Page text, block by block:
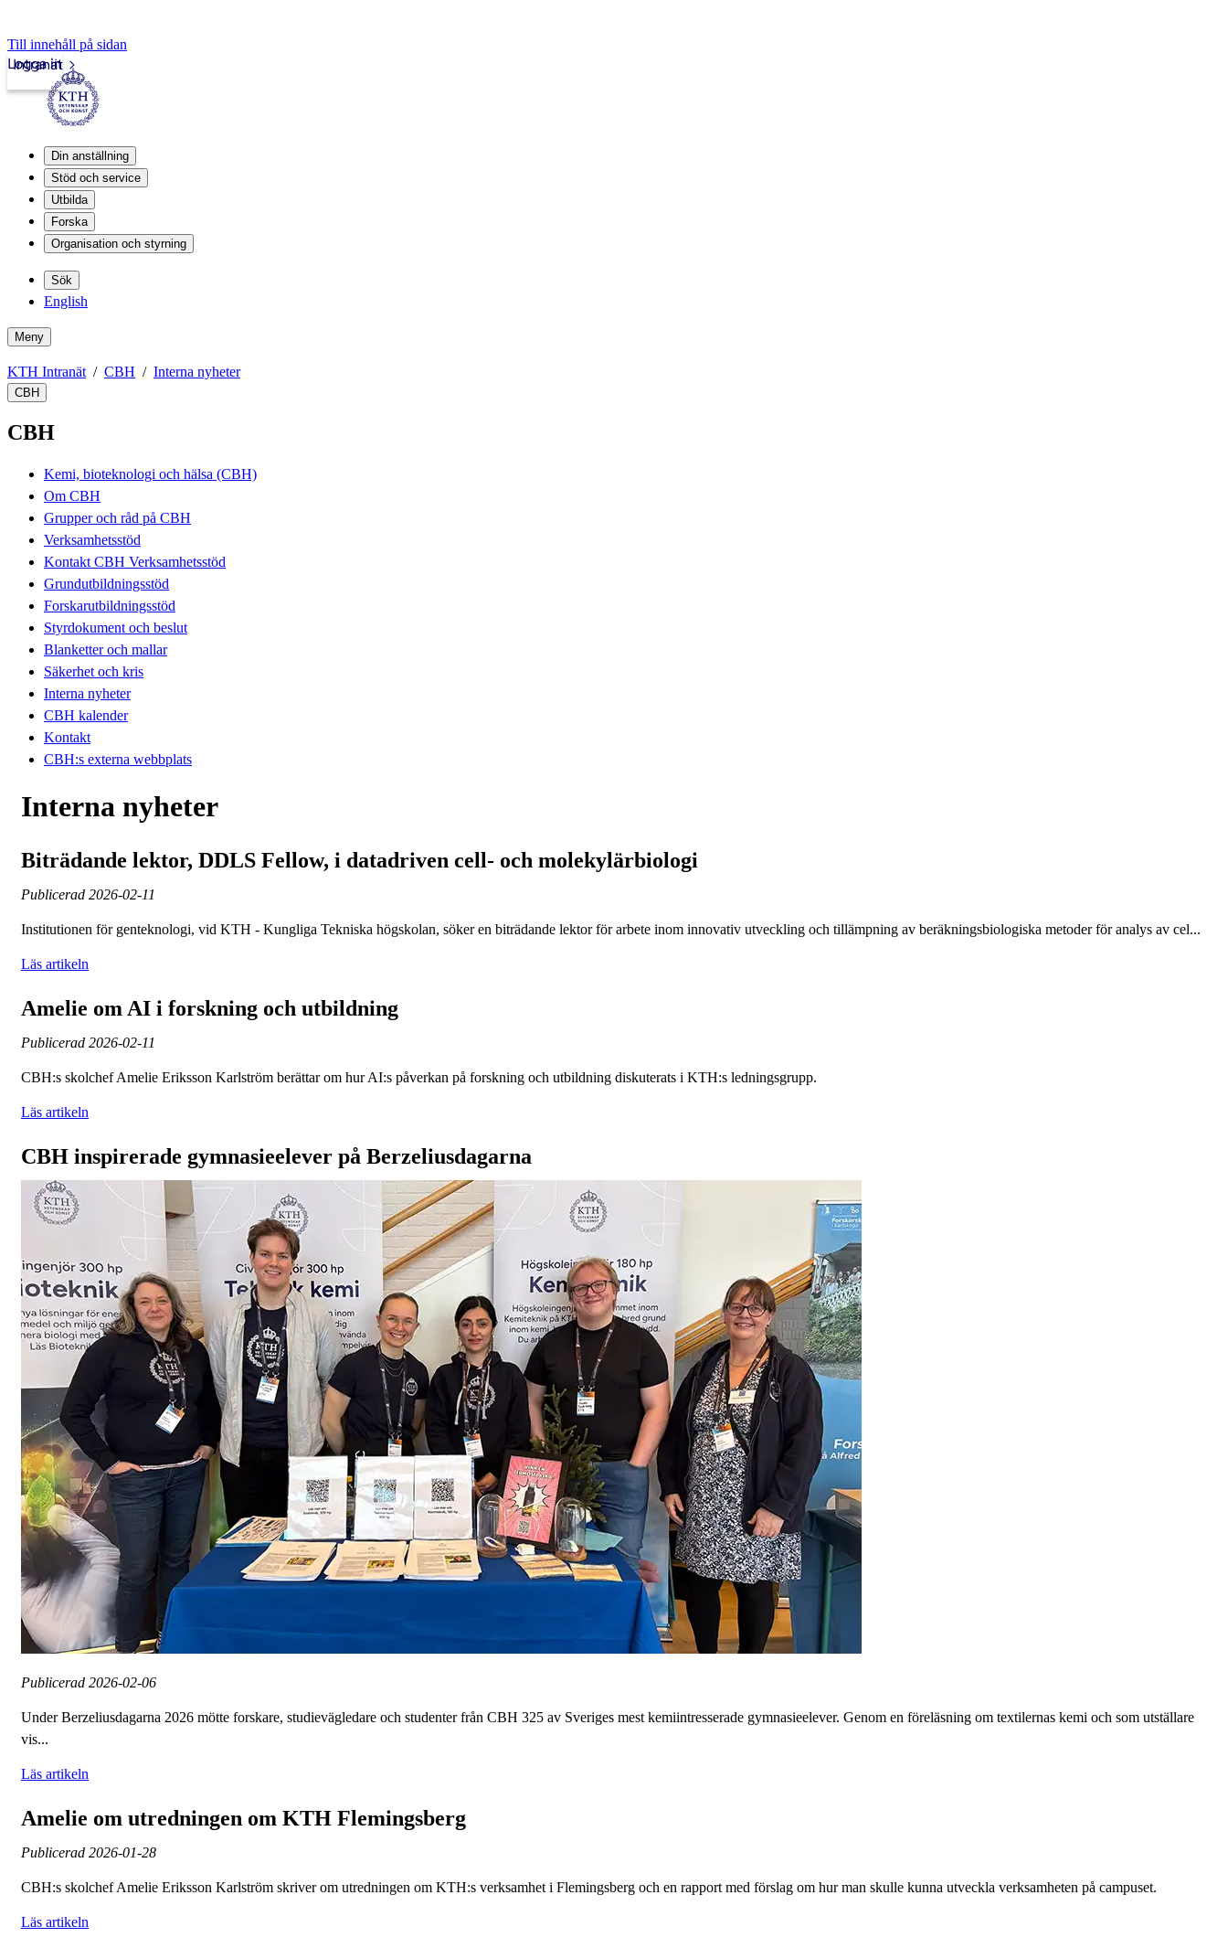
Till innehåll på sidan
Intranät
Logga in
Din anställning
Stöd och service
Utbilda
Forska
Organisation och styrning
Sök
English
Meny
KTH Intranät CBH Interna nyheter
CBH
CBH
Kemi, bioteknologi och hälsa (CBH)
Om CBH
Grupper och råd på CBH
Verksamhetsstöd
Kontakt CBH Verksamhetsstöd
Grundutbildningsstöd
Forskarutbildningsstöd
Styrdokument och beslut
Blanketter och mallar
Säkerhet och kris
Interna nyheter
CBH kalender
Kontakt
CBH:s externa webbplats
Interna nyheter
Biträdande lektor, DDLS Fellow, i datadriven cell- och molekylärbiologi
Publicerad 2026-02-11
Institutionen för genteknologi, vid KTH - Kungliga Tekniska högskolan, söker en biträdande lektor för arbete inom innovativ utveckling och tillämpning av beräkningsbiologiska metoder för analys av cel...
Läs artikeln
Amelie om AI i forskning och utbildning
Publicerad 2026-02-11
CBH:s skolchef Amelie Eriksson Karlström berättar om hur AI:s påverkan på forskning och utbildning diskuterats i KTH:s ledningsgrupp.
Läs artikeln
CBH inspirerade gymnasieelever på Berzeliusdagarna
Publicerad 2026-02-06
Under Berzeliusdagarna 2026 mötte forskare, studievägledare och studenter från CBH 325 av Sveriges mest kemiintresserade gymnasieelever. Genom en föreläsning om textilernas kemi och som utställare
vis...
Läs artikeln
Amelie om utredningen om KTH Flemingsberg
Publicerad 2026-01-28
CBH:s skolchef Amelie Eriksson Karlström skriver om utredningen om KTH:s verksamhet i Flemingsberg och en rapport med förslag om hur man skulle kunna utveckla verksamheten på campuset.
Läs artikeln